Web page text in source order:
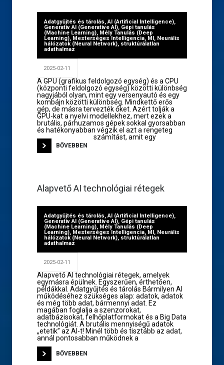
Adatgyűjtés és tárolás,AI (Artificial Intelligence),
Generatív AI (Generative AI), Gépi tanulás
(Machine Learning), Mély Tanulás (Deep
Learning), Mesterséges Intelligencia, MI, Neurális
hálózatok (Neural Network), struktúrálatlan
adathalmaz
2025-02-11
A GPU (grafikus feldolgozó egység) és a CPU
(központi feldolgozó egység) közötti különbség
nagyjából olyan, mint egy versenyautó és egy
kombájn közötti különbség. Mindkettő erős
gép, de másra tervezték őket. Azért tolják a
GPU-kat a nyelvi modellekhez, mert ezek a
brutális, párhuzamos gépek sokkal gyorsabban
és hatékonyabban végzik el azt a rengeteg
számítást, amit egy
BŐVEBBEN
Alapvető AI technológiai rétegek
Adatgyűjtés és tárolás,AI (Artificial Intelligence),
Generatív AI (Generative AI), Gépi tanulás
(Machine Learning), Mély Tanulás (Deep
Learning), Mesterséges Intelligencia, MI, Neurális
hálózatok (Neural Network), struktúrálatlan
adathalmaz
2025-02-11
Alapvető AI technológiai rétegek, amelyek
egymásra épülnek. Egyszerűen, érthetően,
példákkal. Adatgyűjtés és tárolás Bármilyen AI
működéséhez szükséges alap: adatok, adatok
és még több adat, bármennyi adat. Ez
magában foglalja a szenzorokat,
adatbázisokat, felhőplatformokat és a Big Data
technológiát. A brutális mennyiségű adatok
„etetik” az AI-t! Minél több és tisztább az adat,
annál pontosabban működnek a
BŐVEBBEN